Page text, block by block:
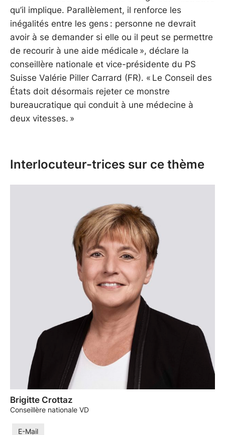
qu’il implique. Parallèlement, il renforce les
inégalités entre les gens : personne ne devrait
avoir à se demander si elle ou il peut se permettre
de recourir à une aide médicale », déclare la
conseillère nationale et vice-présidente du PS
Suisse Valérie Piller Carrard (FR). « Le Conseil des
États doit désormais rejeter ce monstre
bureaucratique qui conduit à une médecine à
deux vitesses. »
Interlocuteur-trices sur ce thème
Brigitte Crottaz
Conseillère nationale VD
E-Mail